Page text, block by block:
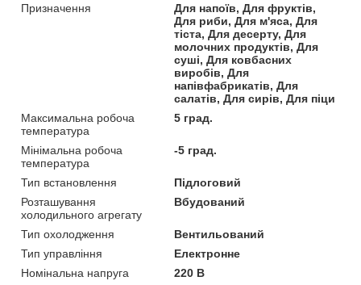
Призначення
Для напоїв, Для фруктів,
Для риби, Для м'яса, Для
тіста, Для десерту, Для
молочних продуктів, Для
суші, Для ковбасних
виробів, Для
напівфабрикатів, Для
салатів, Для сирів, Для піци
Максимальна робоча
температура
5 град.
Мінімальна робоча
температура
-5 град.
Тип встановлення
Підлоговий
Розташування
холодильного агрегату
Вбудований
Тип охолодження
Вентильований
Тип управління
Електронне
Номінальна напруга
220 В